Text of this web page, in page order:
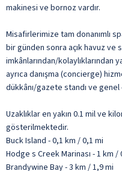
makinesi ve bornoz vardır.
Misafirlerimize tam donanımlı
bir günden sonra açık havuz ve
imkânlarından/
ayrıca danışma (concierge)
dükkânı/gazete standı ve genel
Uzaklıklar en yakın 0.1 mil ve
gösterilmektedir.
Buck Island - 0,1 km / 0,1 mi
Hodge s Creek Marinası - 1 km /
Brandywine Bay - 3 km / 1,9 mi